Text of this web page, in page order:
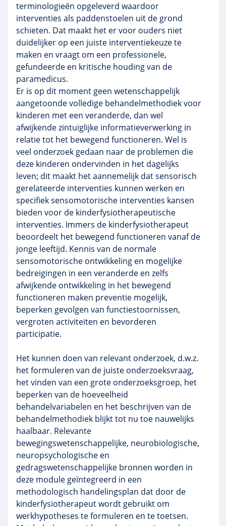
terminologieën opgeleverd waardoor
interventies als paddenstoelen uit de grond
schieten. Dat maakt het er voor ouders niet
duidelijker op een juiste interventiekeuze te
maken en vraagt om een professionele,
gefundeerde en kritische houding van de
paramedicus.
Er is op dit moment geen wetenschappelijk
aangetoonde volledige behandelmethodiek voor
kinderen met een veranderde, dan wel
afwijkende zintuiglijke informatieverwerking in
relatie tot het bewegend functioneren. Wel is
veel onderzoek gedaan naar de problemen die
deze kinderen ondervinden in het dagelijks
leven; dit maakt het aannemelijk dat sensorisch
gerelateerde interventies kunnen werken en
specifiek sensomotorische interventies kansen
bieden voor de kinderfysiotherapeutische
interventies. Immers de kinderfysiotherapeut
beoordeelt het bewegend functioneren vanaf de
jonge leeftijd. Kennis van de normale
sensomotorische ontwikkeling en mogelijke
bedreigingen in een veranderde en zelfs
afwijkende ontwikkeling in het bewegend
functioneren maken preventie mogelijk,
beperken gevolgen van functiestoornissen,
vergroten activiteiten en bevorderen
participatie.
Het kunnen doen van relevant onderzoek, d.w.z.
het formuleren van de juiste onderzoeksvraag,
het vinden van een grote onderzoeksgroep, het
beperken van de hoeveelheid
behandelvariabelen en het beschrijven van de
behandelmethodiek blijkt tot nu toe nauwelijks
haalbaar. Relevante
bewegingswetenschappelijke, neurobiologische,
neuropsychologische en
gedragswetenschappelijke bronnen worden in
deze module geïntegreerd in een
methodologisch handelingsplan dat door de
kinderfysiotherapeut wordt gebruikt om
werkhypotheses te formuleren en te toetsen.